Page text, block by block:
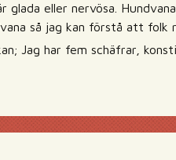
glada eller nervösa.
så jag kan förstå att folk
Jag har fem schäfrar,